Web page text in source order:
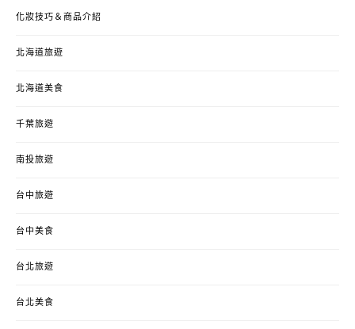
化妝技巧＆商品介紹
北海道旅遊
北海道美食
千葉旅遊
南投旅遊
台中旅遊
台中美食
台北旅遊
台北美食